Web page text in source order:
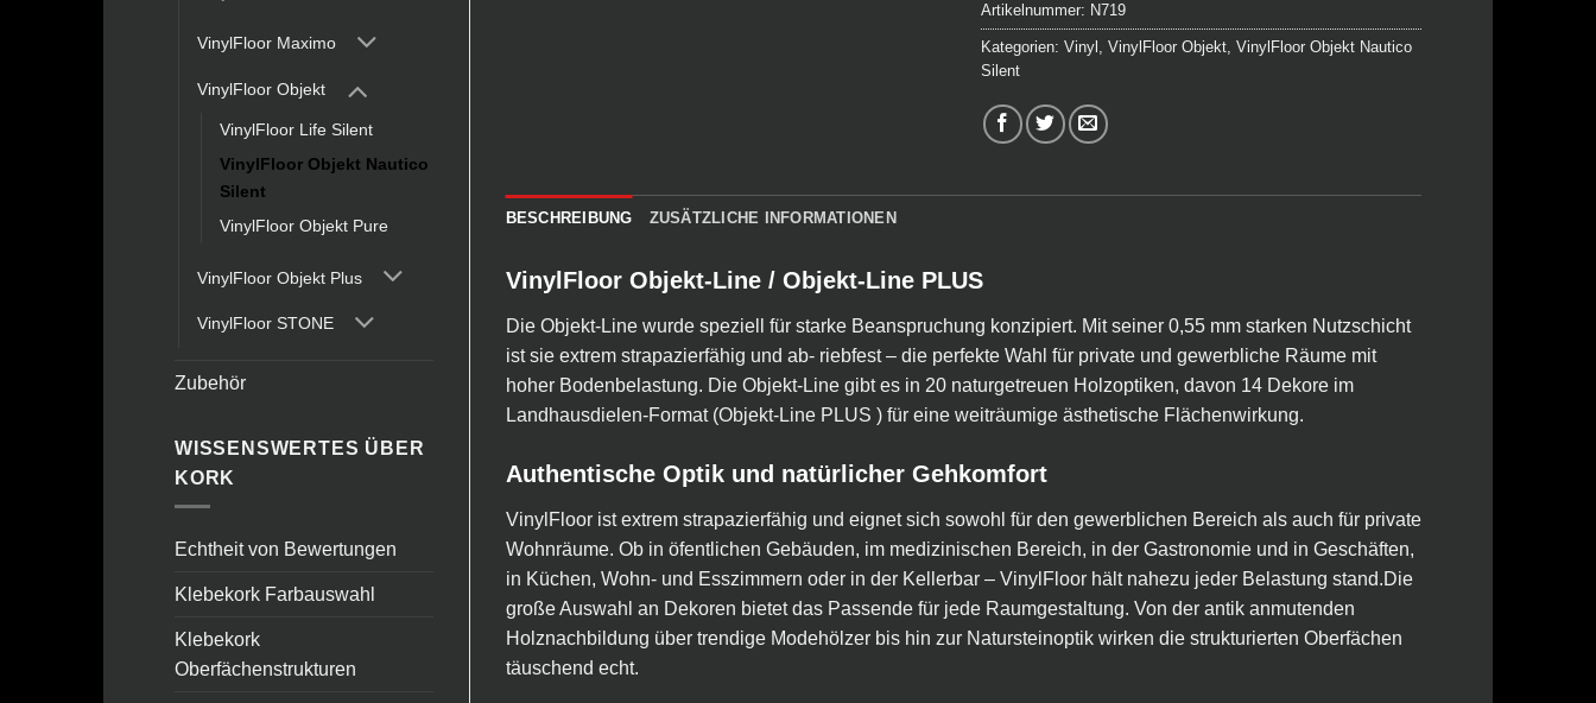
VinylFloor Maximo
VinylFloor Objekt
VinylFloor Life Silent
VinylFloor Objekt Nautico
Silent
VinylFloor Objekt Pure
VinylFloor Objekt Plus
VinylFloor STONE
Zubehör
WISSENSWERTES ÜBER
KORK
Echtheit von Bewertungen
Klebekork Farbauswahl
Klebekork
Oberfächenstrukturen
Artikelnummer: N719
Kategorien:Vinyl ,VinylFloor Objekt,VinylFloor Objekt Nautico
Silent
BESCHREIBUNG ZUSÄTZLICHE INFORMATIONEN
VinylFloor Objekt-Line / Objekt-Line PLUS
Die Objekt-Line wurde speziell für starke Beanspruchung konzipiert. Mit seiner 0,55 mm starken Nutzschicht
ist sie extrem strapazierfähig und ab- riebfest – die perfekte Wahl für private und gewerbliche Räume mit
hoher Bodenbelastung. Die Objekt-Line gibt es in 20 naturgetreuen Holzoptiken, davon 14 Dekore im
Landhausdielen-Format (Objekt-Line PLUS ) für eine weiträumige ästhetische Flächenwirkung.
Authentische Optik und natürlicher Gehkomfort
VinylFloor ist extrem strapazierfähig und eignet sich sowohl für den gewerblichen Bereich als auch für private
Wohnräume. Ob in öfentlichen Gebäuden, im medizinischen Bereich, in der Gastronomie und in Geschäften,
in Küchen, Wohn- und Esszimmern oder in der Kellerbar – VinylFloor hält nahezu jeder Belastung stand.Die
große Auswahl an Dekoren bietet das Passende für jede Raumgestaltung. Von der antik anmutenden
Holznachbildung über trendige Modehölzer bis hin zur Natursteinoptik wirken die strukturierten Oberfächen
täuschend echt.